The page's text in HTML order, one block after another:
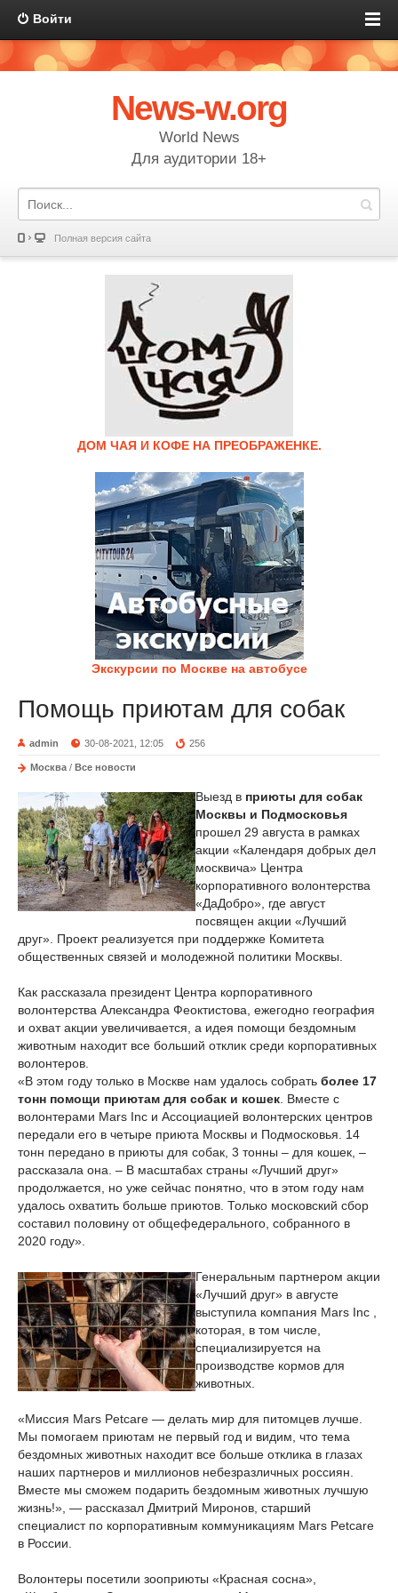
Войти
News-w.org
World News
Для аудитории 18+
Полная версия сайта
ДОМ ЧАЯ И КОФЕ НА ПРЕОБРАЖЕНКЕ.
Экскурсии по Москве на автобусе
Помощь приютам для собак
admin 30-08-2021, 12:05 256
Москва / Все новости
Выезд в приюты для собак
Москвы и Подмосковья
прошел 29 августа в рамках
акции «Календаря добрых дел
москвича» Центра
корпоративного волонтерства
«ДаДобро», где август
посвящен акции «Лучший
друг». Проект реализуется при поддержке Комитета
общественных связей и молодежной политики Москвы.
Как рассказала президент Центра корпоративного
волонтерства Александра Феоктистова, ежегодно география
и охват акции увеличивается, а идея помощи бездомным
животным находит все больший отклик среди корпоративных
волонтеров.
«В этом году только в Москве нам удалось собрать более 17
тонн помощи приютам для собак и кошек . Вместе с
волонтерами Mars Inc и Ассоциацией волонтерских центров
передали его в четыре приюта Москвы и Подмосковья. 14
тонн передано в приюты для собак, 3 тонны – для кошек, –
рассказала она. – В масштабах страны «Лучший друг»
продолжается, но уже сейчас понятно, что в этом году нам
удалось охватить больше приютов. Только московский сбор
составил половину от общефедерального, собранного в
2020 году».
Генеральным партнером акции
«Лучший друг» в августе
выступила компания Mars Inc ,
которая, в том числе,
специализируется на
производстве кормов для
животных.
«Миссия Mars Petcare — делать мир для питомцев лучше.
Мы помогаем приютам не первый год и видим, что тема
бездомных животных находит все больше отклика в глазах
наших партнеров и миллионов небезразличных россиян.
Вместе мы сможем подарить бездомным животных лучшую
жизнь!», — рассказал Дмитрий Миронов, старший
специалист по корпоративным коммуникациям Mars Petcare
в России.
Волонтеры посетили зооприюты «Красная сосна»,